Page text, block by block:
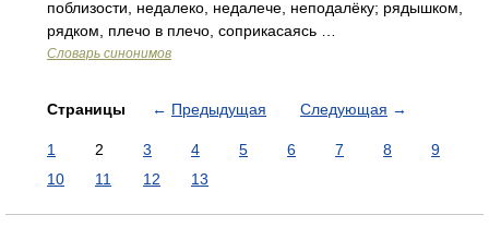
поблизости, недалеко, недалече, неподалёку; рядышком,
рядком, плечо в плечо, соприкасаясь …
Словарь синонимов
Страницы ← Предыдущая Следующая →
1 2 3 4 5 6 7 8
9
10
11 12 13